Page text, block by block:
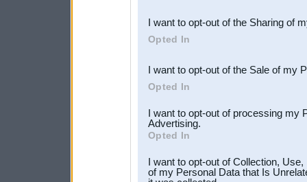
Downstream Participants
third parties.
I want to opt-out of the Sharing of
Opted In
I want to opt-out of the Sale of my
Opted In
I want to opt-out of processing my
Advertising.
Opted In
I want to opt-out of Collection,
of my Personal Data that Is